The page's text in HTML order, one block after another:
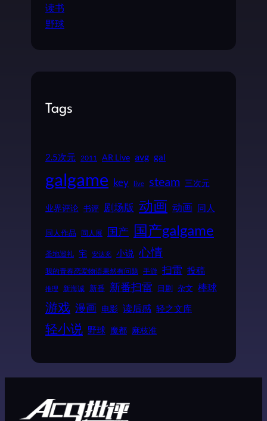
读书
野球
Tags
2.5次元 2011 AR Live avg gal
galgame key live steam 三次元
业界评论 书评 剧场版 动画 动画 同人
同人作品 同人展 国产 国产galgame
圣地巡礼 宅 安达充 小说 心情
我的青春恋爱物语果然有问题 手游 扫雷 投稿
推理 新海诚 新番 新番扫雷 日剧 杂文 棒球
游戏 漫画 电影 读后感 轻之文库
轻小说 野球 魔都 麻枝准